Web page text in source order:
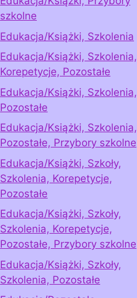
szkolne
Edukacja/Książki, Szkolenia
Edukacja/Książki, Szkolenia,
Korepetycje, Pozostałe
Edukacja/Książki, Szkolenia,
Pozostałe
Edukacja/Książki, Szkolenia,
Pozostałe, Przybory szkolne
Edukacja/Książki, Szkoły,
Szkolenia, Korepetycje,
Pozostałe
Edukacja/Książki, Szkoły,
Szkolenia, Korepetycje,
Pozostałe, Przybory szkolne
Edukacja/Książki, Szkoły,
Szkolenia, Pozostałe